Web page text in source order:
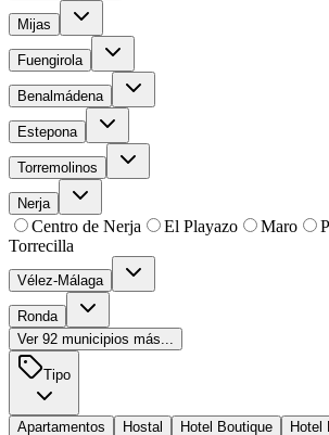
Mijas
Fuengirola
Benalmádena
Estepona
Torremolinos
Nerja
Centro de Nerja El Playazo Maro
Torrecilla
Vélez-Málaga
Ronda
Ver 92 municipios más...
Tipo
Apartamentos Hostal Hotel Boutique Hotel